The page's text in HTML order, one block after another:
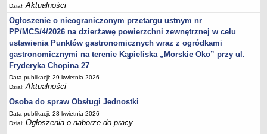
Dział:Aktualności
Ogłoszenie o nieograniczonym przetargu ustnym nr
PP/MCS/4/2026 na dzierżawę powierzchni zewnętrznej w celu
ustawienia Punktów gastronomicznych wraz z ogródkami
gastronomicznymi na terenie Kąpieliska „Morskie Oko” przy ul.
Fryderyka Chopina 27
Data publikacji: 29 kwietnia 2026
Dział:Aktualności
Osoba do spraw Obsługi Jednostki
Data publikacji: 28 kwietnia 2026
Dział:Ogłoszenia o naborze do pracy